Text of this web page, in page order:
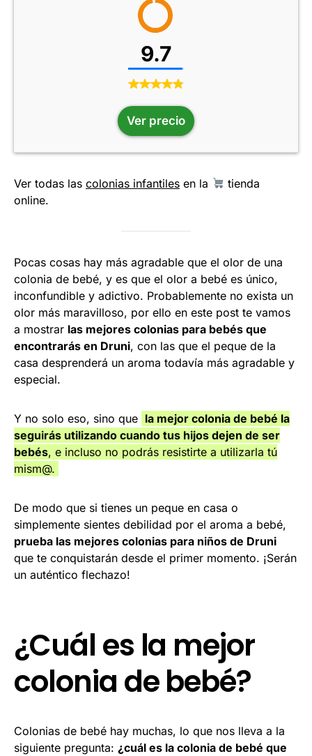
9.7
Ver precio
Ver todas las colonias infantiles en la
tienda
online.
Pocas cosas hay más agradable que el olor de una
colonia de bebé, y es que el olor a bebé es único,
inconfundible y adictivo. Probablemente no exista un
olor más maravilloso, por ello en este post te vamos
a mostrar las mejores colonias para bebés que
encontrarás en Druni, con las que el peque de la
casa desprenderá un aroma todavía más agradable y
especial.
Y no solo eso, sino que la mejor colonia de bebé la
seguirás utilizando cuando tus hijos dejen de ser
bebés, e incluso no podrás resistirte a utilizarla tú
mism@.
De modo que si tienes un peque en casa o
simplemente sientes debilidad por el aroma a bebé,
prueba las mejores colonias para niños de Druni
que te conquistarán desde el primer momento. ¡Serán
un auténtico flechazo!
¿Cuál es la mejor
colonia de bebé?
Colonias de bebé hay muchas, lo que nos lleva a la
siguiente pregunta: ¿cuál es la colonia de bebé que